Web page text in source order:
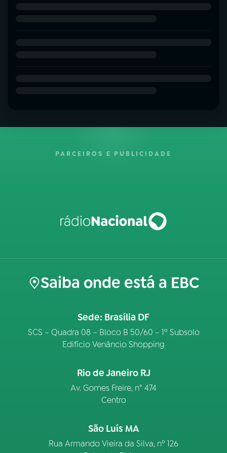
PARCEIROS E PUBLICIDADE
Saiba onde está a EBC
Sede: Brasília DF
SCS – Quadra 08 – Bloco B 50/60 – 1º Subsolo
Edifício Venâncio Shopping
Rio de Janeiro RJ
Av. Gomes Freire, n° 474
Centro
São Luís MA
Rua Armando Vieira da Silva, nº 126